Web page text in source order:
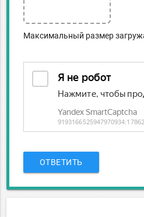
Максимальный размер
ОТВЕТИТЬ